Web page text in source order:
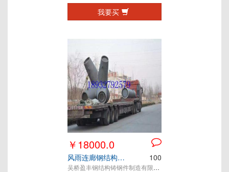
我要买
￥18000.0
风雨连廊钢结构铸钢节点 100
吴桥盈丰钢结构铸钢件制造有限公司